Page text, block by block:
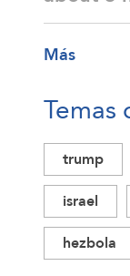
Más
Temas
trump
israel
hezbola